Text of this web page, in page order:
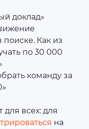
доклад»
Как из
по 30 000
команду за
для всех: для
на